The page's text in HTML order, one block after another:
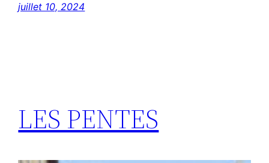
juillet 10, 2024
LES PENTES